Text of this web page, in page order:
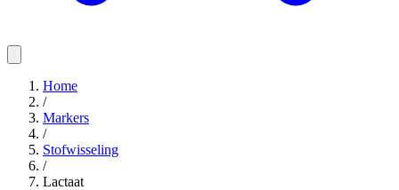
Home
/
Markers
/
Stofwisseling
/
Lactaat